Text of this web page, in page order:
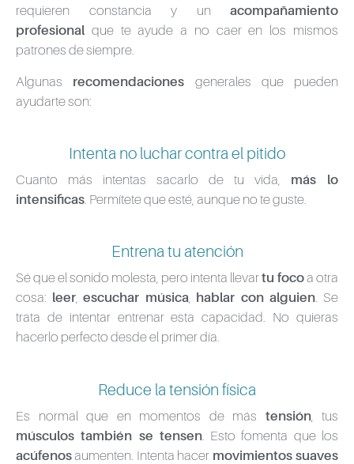
requieren constancia y un acompañamiento
profesional que te ayude a no caer en los mismos
patrones de siempre.
Algunas recomendaciones generales que pueden
ayudarte son:
Intenta no luchar contra el pitido
Cuanto más intentas sacarlo de tu vida, más lo
intensificas. Permítete que esté, aunque no te guste.
Entrena tu atención
Sé que el sonido molesta, pero intenta llevartu focoa otra
cosa: leer,escuchar música, hablar con alguien. Se
trata de intentar entrenar esta capacidad. No quieras
hacerlo perfecto desde el primer día.
Reduce la tensión física
Es normal que en momentos de más tensión, tus
músculos también se tensen. Esto fomenta que los
acúfenosaumenten. Intenta hacer movimientos suaves